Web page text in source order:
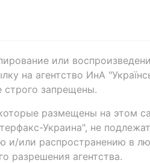
или
на агентство ИнА
строго запрещены.
размещены на этом
Украина", не
и/или распространению в
разрешения агентства.